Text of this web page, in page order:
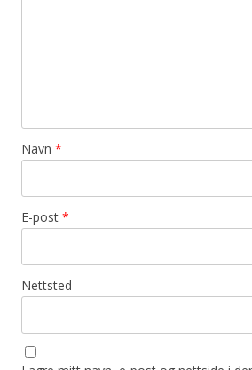
Navn *
E-post *
Nettsted